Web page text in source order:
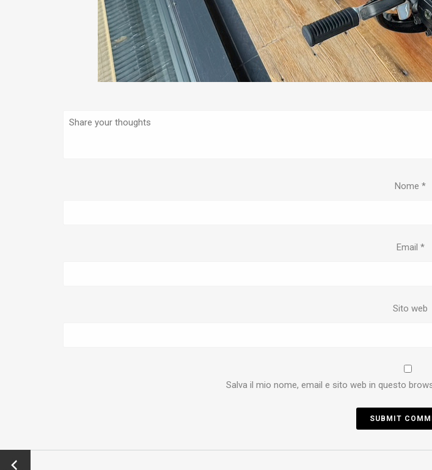
Nome*
Email *
Sito web
Salva il mio nome, email e sito web in questo
←